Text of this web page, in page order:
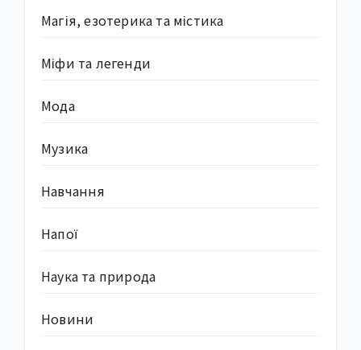
Магія, езотерика та містика
Міфи та легенди
Мода
Музика
Навчання
Напої
Наука та природа
Новини